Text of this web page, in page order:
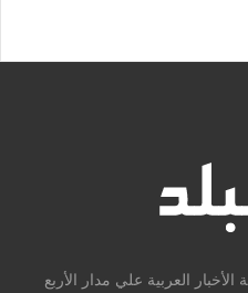
العربية علي مدار الأربع